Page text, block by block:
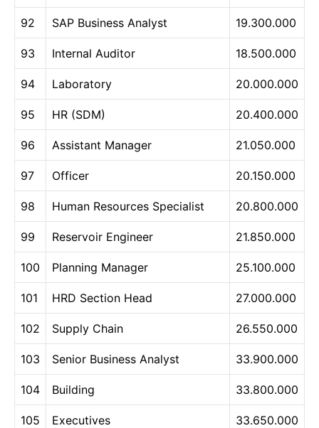
92 SAP Business Analyst 19.300.000
93 Internal Auditor 18.500.000
94 Laboratory 20.000.000
95 HR (SDM) 20.400.000
96 Assistant Manager 21.050.000
97 Officer 20.150.000
98 Human Resources Specialist 20.800.000
99 Reservoir Engineer 21.850.000
100 Planning Manager 25.100.000
101 HRD Section Head 27.000.000
102 Supply Chain 26.550.000
103 Senior Business Analyst 33.900.000
104 Building 33.800.000
105 Executives 33.650.000